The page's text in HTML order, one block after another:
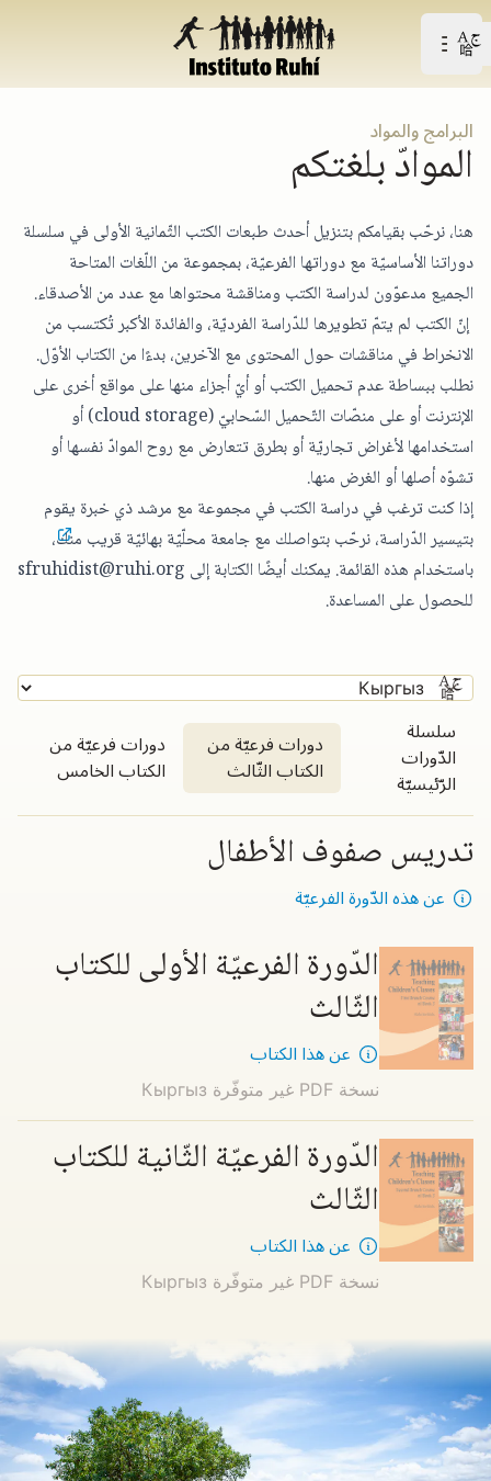
افتح القائمة الرّئيسيّة
Open user menu
البرامج والمواد
الموادّ بلغتكم
هنا، نرحّب بقيامكم بتنزيل أحدث طبعات الكتب الثّمانية الأولى في سلسلة
دوراتنا الأساسيّة مع دوراتها الفرعيّة، بمجموعة من اللّغات المتاحة
الجميع مدعوّون لدراسة الكتب ومناقشة محتواها مع عدد من الأصدقاء.
إنّ الكتب لم يتمّ تطويرها للدّراسة الفرديّة، والفائدة الأكبر تُكتسب من
الانخراط في مناقشات حول المحتوى مع الآخرين، بدءًا من الكتاب الأوّل.
نطلب ببساطة عدم تحميل الكتب أو أيّ أجزاء منها على مواقع أخرى على
الإنترنت أو على منصّات التّحميل السّحابيّ (cloud storage) أو
استخدامها لأغراض تجاريّة أو بطرق تتعارض مع روح الموادّ نفسها أو
تشوّه أصلها أو الغرض منها.
إذا كنت ترغب في دراسة الكتب في مجموعة مع مرشد ذي خبرة يقوم
بتيسير الدّراسة،نرحّب بتواصلك مع جامعة محلّيّة بهائيّة قريب منك،
باستخدام هذه القائمة. يمكنك أيضًا الكتابة إلى sfruhidist@ruhi.org
للحصول على المساعدة.
سلسلة
الدّورات
الرّئيسيّة
دورات فرعيّة من
الكتاب الثّالث
دورات فرعيّة من
الكتاب الخامس
تدريس صفوف الأطفال
عن هذه الدّورة الفرعيّة
الدّورة الفرعيّة الأولى للكتاب
الثّالث
عن هذا الكتاب
نسخة PDF غير متوفّرة Кыргыз
الدّورة الفرعيّة الثّانية للكتاب
الثّالث
عن هذا الكتاب
نسخة PDF غير متوفّرة Кыргыз